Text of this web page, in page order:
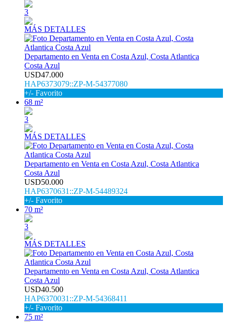
3
MÁS DETALLES
Departamento en Venta en Costa Azul, Costa Atlantica
Costa Azul
USD47.000
HAP6373079::ZP-M-54377080
+/- Favorito
68 m²
3
MÁS DETALLES
Departamento en Venta en Costa Azul, Costa Atlantica
Costa Azul
USD50.000
HAP6370631::ZP-M-54489324
+/- Favorito
70 m²
3
MÁS DETALLES
Departamento en Venta en Costa Azul, Costa Atlantica
Costa Azul
USD40.500
HAP6370031::ZP-M-54368411
+/- Favorito
75 m²